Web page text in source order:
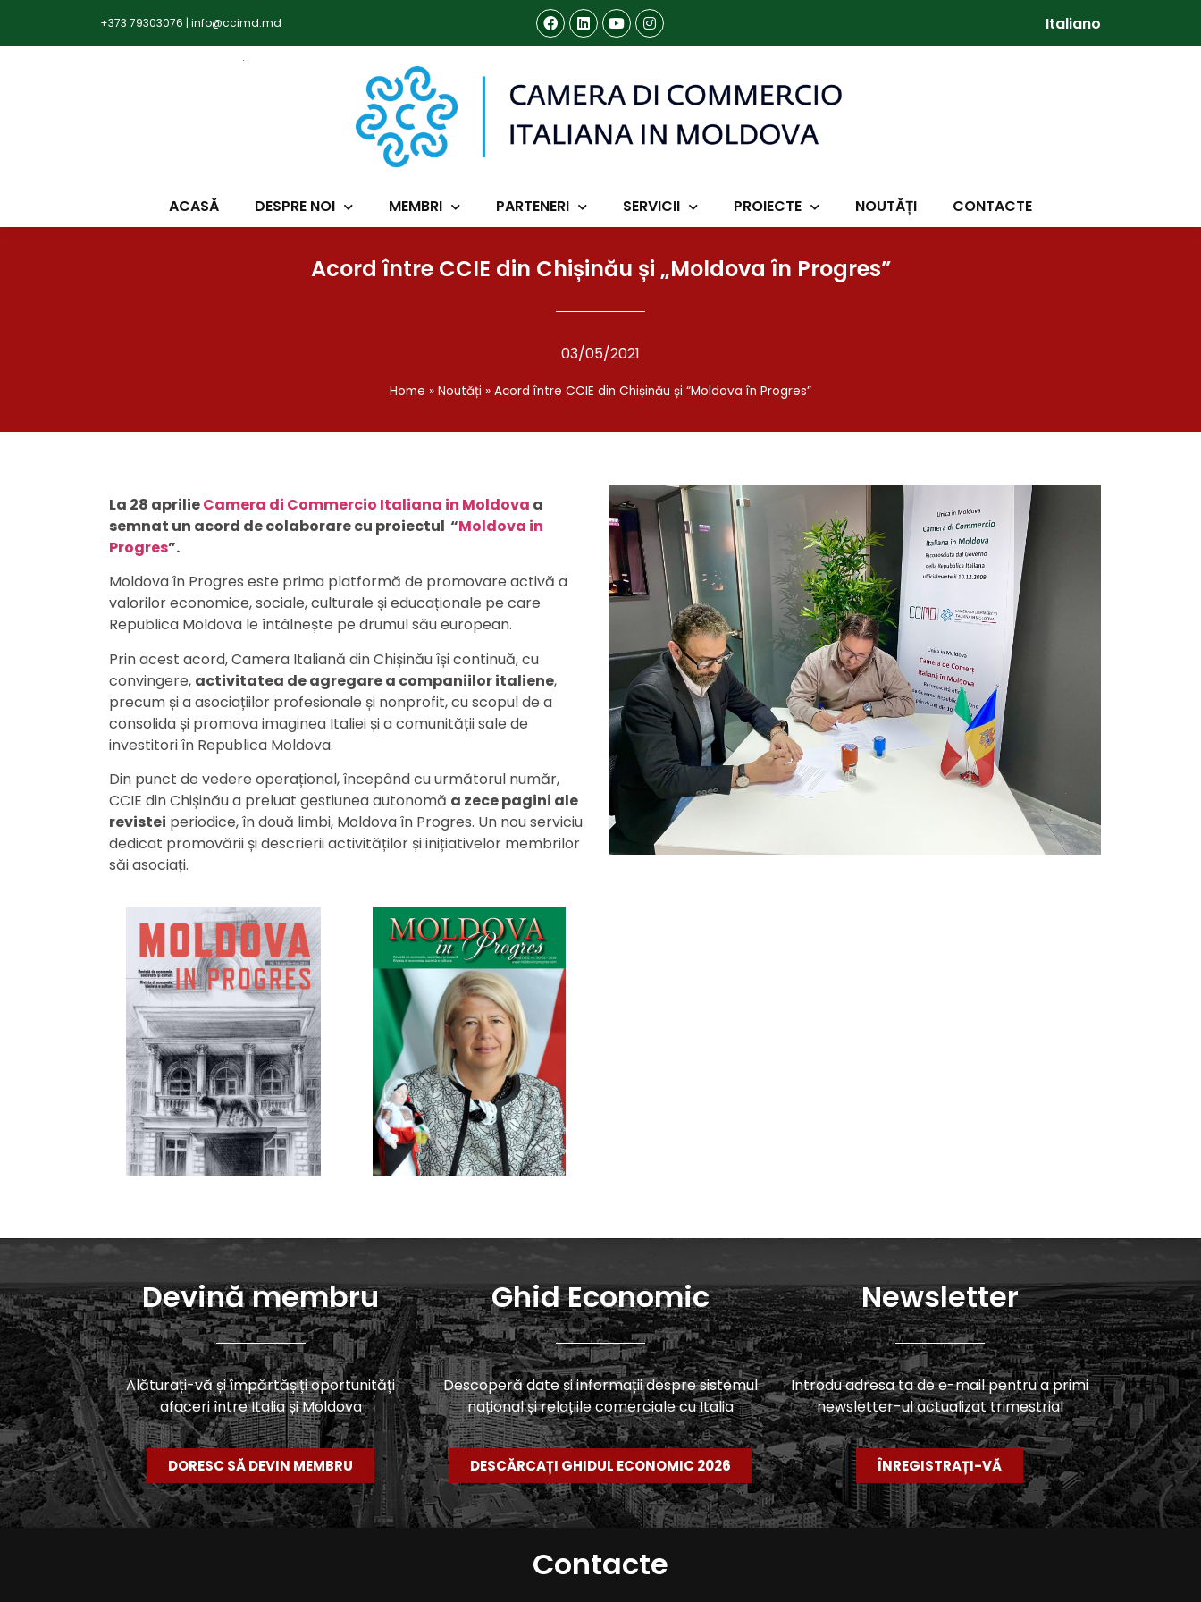
+373 79303076 | info@ccimd.md Italiano
ACASĂ DESPRE NOI MEMBRI PARTENERI SERVICII PROIECTE NOUTĂȚI CONTACTE
Acord între CCIE din Chișinău și „Moldova în Progres”
03/05/2021
Home » Noutăți » Acord între CCIE din Chișinău și “Moldova în Progres”
La 28 aprilieCamera di Commercio Italiana in Moldova a
semnat un acord de colaborare cu proiectul “Moldova in
Progres”.
Moldova în Progres este prima platformă de promovare activă a
valorilor economice, sociale, culturale și educaționale pe care
Republica Moldova le întâlnește pe drumul său european.
Prin acest acord, Camera Italiană din Chișinău își continuă, cu
convingere, activitatea de agregare a companiilor italiene,
precum și a asociațiilor profesionale și nonprofit, cu scopul de a
consolida și promova imaginea Italiei și a comunității sale de
investitori în Republica Moldova.
Din punct de vedere operațional, începând cu următorul număr,
CCIE din Chișinău a preluat gestiunea autonomă a zece pagini ale
revistei periodice, în două limbi, Moldova în Progres. Un nou serviciu
dedicat promovării și descrierii activităților și inițiativelor membrilor
săi asociați.
Devină membru
Alăturați-vă și împărtășiți oportunități
afaceri între Italia și Moldova
DORESC SĂ DEVIN MEMBRU
Ghid Economic
Descoperă date și informații despre sistemul
național și relațiile comerciale cu Italia
DESCĂRCAȚI GHIDUL ECONOMIC 2026
Newsletter
Introdu adresa ta de e-mail pentru a primi
newsletter-ul actualizat trimestrial
ÎNREGISTRAȚI-VĂ
Contacte